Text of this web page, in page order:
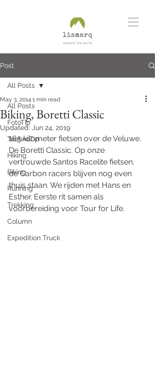
Post
All Posts
FotoTip
TechnoTip
Hiking
Biking
Running
Trekking
Column
Expedition Truck
All Posts
Biking, Boretti Classic
May 3, 2014 1 min read
Updated: Jun 24, 2019
165 kilometer fietsen over de Veluwe.
De Boretti Classic. Op onze
vertrouwde Santos Racelite fietsen.
de Carbon racers blijven nog even
thuis staan. We rijden met Hans en
Esther. Eerste rit samen als
voorbereiding voor Tour for Life.